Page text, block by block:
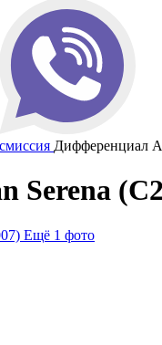
Дифференциал
Ещё 1 фото